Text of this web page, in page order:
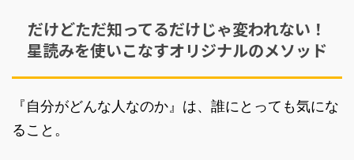
だけどただ知ってるだけじゃ変われない！
星読みを使いこなすオリジナルのメソッド
『自分がどんな人なのか』は、誰にとっても気にな
ること。